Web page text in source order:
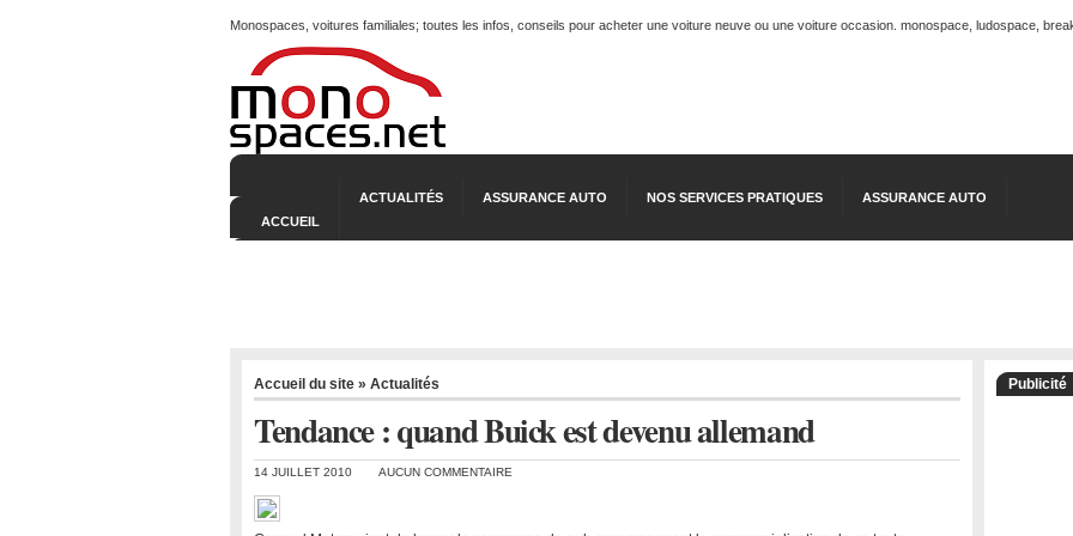
Monospaces, voitures familiales; toutes les infos, conseils pour acheter une voiture neuve ou une voiture occasion. monospace, ludospace,
ACCUEIL
ACTUALITÉS ASSURANCE AUTO NOS SERVICES PRATIQUES ASSURANCE AUTO
Accueil du site » Actualités
Tendance : quand Buick est devenu allemand
14 JUILLET 2010 AUCUN COMMENTAIRE
Publicité